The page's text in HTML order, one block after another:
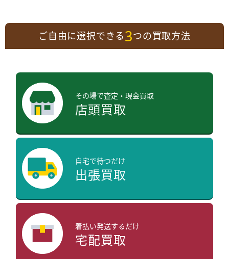
ご自由に選択できる3つの買取方法
その場で査定・現金買取
店頭買取
自宅で待つだけ
出張買取
着払い発送するだけ
宅配買取